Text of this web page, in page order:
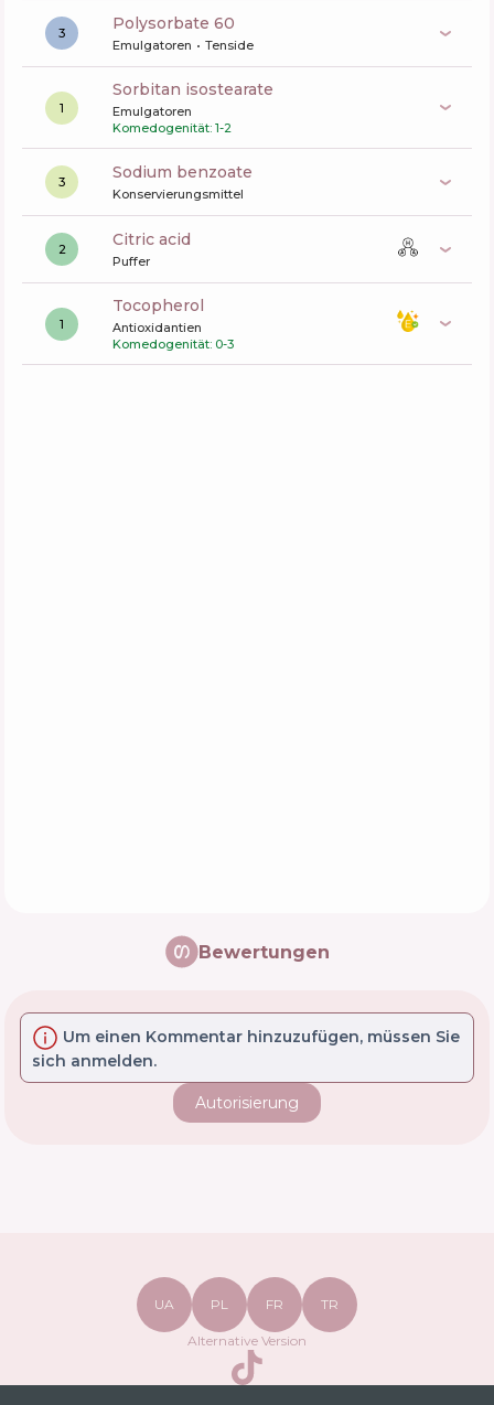
3 polysorbate 60
Emulgatoren Tenside
1
sorbitan isostearate
Emulgatoren
Komedogenität: 1-2
3 sodium benzoate
Konservierungsmittel
2 citric acid
Puffer
1
tocopherol
Antioxidantien
Komedogenität: 0-3
Bewertungen
Um einen Kommentar hinzuzufügen, müssen Sie
sich anmelden.
Autorisierung
UA PL FR TR
Alternative Version
TikTok